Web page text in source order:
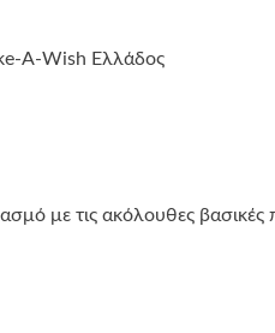
A-Wish Ελλάδος
με τις ακόλουθες